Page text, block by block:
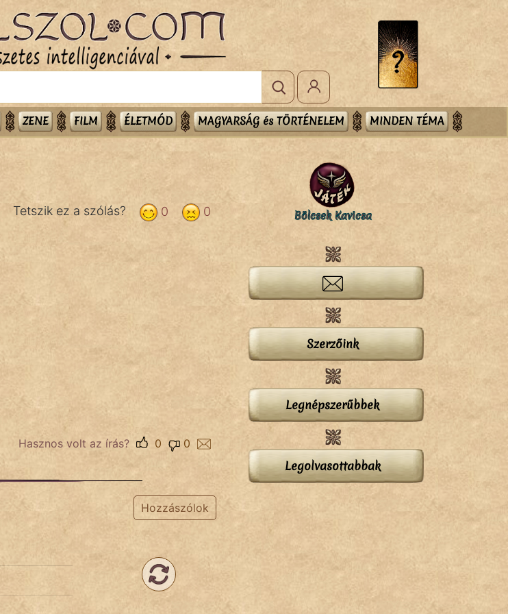
ZENE FILM ÉLETMÓD MAGYARSÁG és TÖRTÉNELEM MINDEN TÉMA
0
0
Tetszik ez a szólás?
Hasznos volt az írás? 0
0
Hozzászólok
Bölcsek Kavicsa
Szerzőink
Legnépszerűbbek
Legolvasottabbak